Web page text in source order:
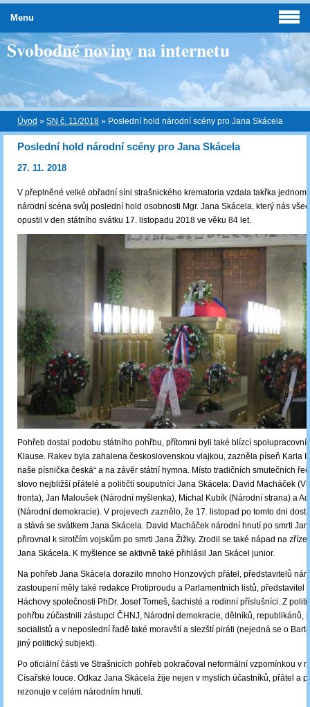
Svobodné noviny na internetu
Úvod » SN č. 11/2018 » Poslední hold národní scény pro Jana Skácela
Poslední hold národní scény pro Jana Skácela
27. 11. 2018
V přeplněné velké obřadní síni strašnického krematoria vzdala takřka
národní scéna svůj poslední hold osobnosti Mgr. Jana Skácela, který nás
opustil v den státního svátku 17. listopadu 2018 ve věku 84 let.
Pohřeb dostal podobu státního pohřbu, přítomni byli také blízcí
Klause. Rakev byla zahalena československou vlajkou, zazněla píseň Karla
naše písnička česká“ a na závěr státní hymna. Místo tradičních smutečních
slovo nejbližší přátelé a političtí souputníci Jana Skácela: David Macháček
fronta), Jan Maloušek (Národní myšlenka), Michal Kubík (Národní strana) a
(Národní demokracie). V projevech zaznělo, že 17. listopad po tomto dni
a stává se svátkem Jana Skácela. David Macháček národní hnutí po smrti
přirovnal k sirotčím vojskům po smrti Jana Žižky. Zrodil se také nápad na
Jana Skácela. K myšlence se aktivně také přihlásil Jan Skácel junior.
Na pohřeb Jana Skácela dorazilo mnoho Honzových přátel, představitelů
zastoupení měly také redakce Protiproudu a Parlamentních listů, představitel
Háchovy společnosti PhDr. Josef Tomeš, šachisté a rodinní příslušníci. Z
pohřbu zúčastnili zástupci ČHNJ, Národní demokracie, dělníků, republikánů,
socialistů a v neposlední řadě také moravští a slezští piráti (nejedná se o
jiný politický subjekt).
Po oficiální části ve Strašnicích pohřeb pokračoval neformální vzpomínkou v
Císařské louce. Odkaz Jana Skácela žije nejen v myslích účastníků, přátel a
rezonuje v celém národním hnutí.
Menu